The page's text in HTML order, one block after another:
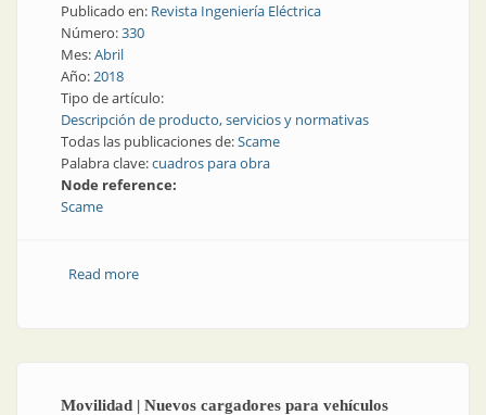
Publicado en: Revista Ingeniería Eléctrica
Número:330
Mes:Abril
Año:2018
Tipo de artículo:
Descripción de producto, servicios y normativas
Todas las publicaciones de:Scame
Palabra clave:cuadros para obra
Node reference:
Scame
Read moreabout Cuadros para obra
Movilidad | Nuevos cargadores para vehículos